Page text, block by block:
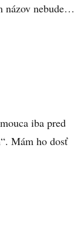
názov nebude…
iba pred
Mám ho dosť